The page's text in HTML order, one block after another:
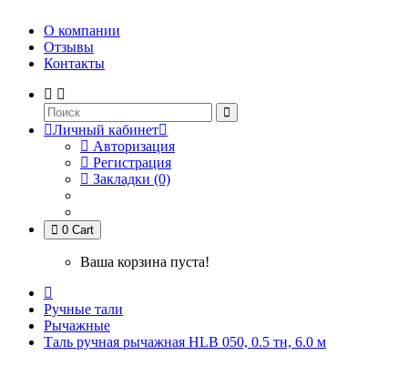
О компании
Отзывы
Контакты
Личный кабинет
Авторизация
Регистрация
Закладки (0)
0 Cart
Ваша корзина пуста!
Ручные тали
Рычажные
Таль ручная рычажная HLB 050, 0.5 тн, 6.0 м